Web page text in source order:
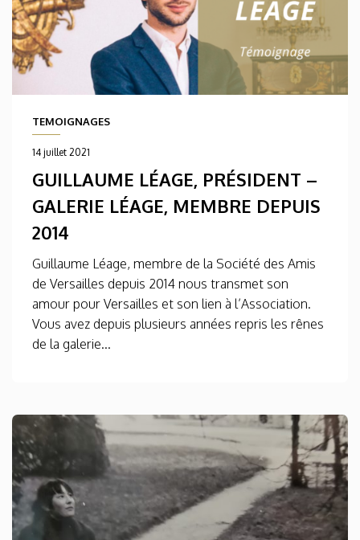
TEMOIGNAGES
14 juillet 2021
GUILLAUME LÉAGE, PRÉSIDENT –
GALERIE LÉAGE, MEMBRE DEPUIS
2014
Guillaume Léage, membre de la Société des Amis
de Versailles depuis 2014 nous transmet son
amour pour Versailles et son lien à l’Association.
Vous avez depuis plusieurs années repris les rênes
de la galerie...